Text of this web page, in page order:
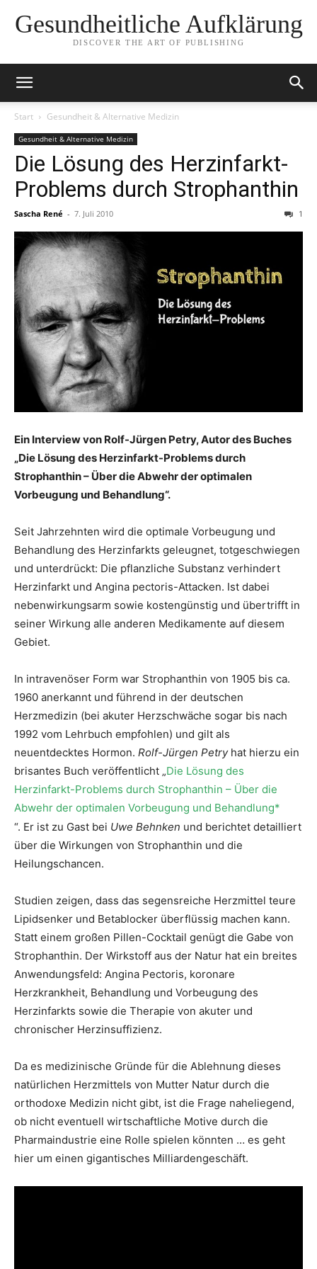
Gesundheitliche Aufklärung
DISCOVER THE ART OF PUBLISHING
Start Gesundheit & Alternative Medizin
Gesundheit & Alternative Medizin
Die Lösung des Herzinfarkt-
Problems durch Strophanthin
Sascha René - 7. Juli 2010 1
Ein Interview von Rolf-Jürgen Petry, Autor des Buches
„Die Lösung des Herzinfarkt-Problems durch
Strophanthin – Über die Abwehr der optimalen
Vorbeugung und Behandlung“.
Seit Jahrzehnten wird die optimale Vorbeugung und
Behandlung des Herzinfarkts geleugnet, totgeschwiegen
und unterdrückt: Die pflanzliche Substanz verhindert
Herzinfarkt und Angina pectoris-Attacken. Ist dabei
nebenwirkungsarm sowie kostengünstig und übertrifft in
seiner Wirkung alle anderen Medikamente auf diesem
Gebiet.
In intravenöser Form war Strophanthin von 1905 bis ca.
1960 anerkannt und führend in der deutschen
Herzmedizin (bei akuter Herzschwäche sogar bis nach
1992 vom Lehrbuch empfohlen) und gilt als
neuentdecktes Hormon. Rolf-Jürgen Petryhat hierzu ein
brisantes Buch veröffentlicht „Die Lösung des
Herzinfarkt-Problems durch Strophanthin – Über die
Abwehr der optimalen Vorbeugung und Behandlung*
“. Er ist zu Gast bei Uwe Behnken und berichtet detailliert
über die Wirkungen von Strophanthin und die
Heilungschancen.
Studien zeigen, dass das segensreiche Herzmittel teure
Lipidsenker und Betablocker überflüssig machen kann.
Statt einem großen Pillen-Cocktail genügt die Gabe von
Strophanthin. Der Wirkstoff aus der Natur hat ein breites
Anwendungsfeld: Angina Pectoris, koronare
Herzkrankheit, Behandlung und Vorbeugung des
Herzinfarkts sowie die Therapie von akuter und
chronischer Herzinsuffizienz.
Da es medizinische Gründe für die Ablehnung dieses
natürlichen Herzmittels von Mutter Natur durch die
orthodoxe Medizin nicht gibt, ist die Frage naheliegend,
ob nicht eventuell wirtschaftliche Motive durch die
Pharmaindustrie eine Rolle spielen könnten … es geht
hier um einen gigantisches Milliardengeschäft.